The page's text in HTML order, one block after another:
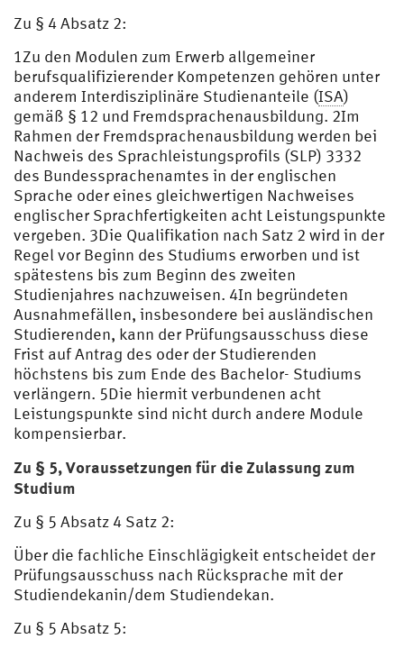
Zu § 4 Absatz 2:
1Zu den Modulen zum Erwerb allgemeiner
berufsqualifizierender Kompetenzen gehören unter
anderem Interdisziplinäre Studienanteile (ISA)
gemäß § 12 und Fremdsprachenausbildung. 2Im
Rahmen der Fremdsprachenausbildung werden bei
Nachweis des Sprachleistungsprofils (SLP) 3332
des Bundessprachenamtes in der englischen
Sprache oder eines gleichwertigen Nachweises
englischer Sprachfertigkeiten acht Leistungspunkte
vergeben. 3Die Qualifikation nach Satz 2 wird in der
Regel vor Beginn des Studiums erworben und ist
spätestens bis zum Beginn des zweiten
Studienjahres nachzuweisen. 4In begründeten
Ausnahmefällen, insbesondere bei ausländischen
Studierenden, kann der Prüfungsausschuss diese
Frist auf Antrag des oder der Studierenden
höchstens bis zum Ende des Bachelor- Studiums
verlängern. 5Die hiermit verbundenen acht
Leistungspunkte sind nicht durch andere Module
kompensierbar.
Zu § 5, Voraussetzungen für die Zulassung zum
Studium
Zu § 5 Absatz 4 Satz 2:
Über die fachliche Einschlägigkeit entscheidet der
Prüfungsausschuss nach Rücksprache mit der
Studiendekanin/dem Studiendekan.
Zu § 5 Absatz 5: